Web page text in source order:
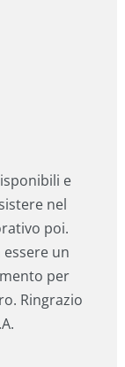
e
nel
poi.
essere un
per
Ringrazio